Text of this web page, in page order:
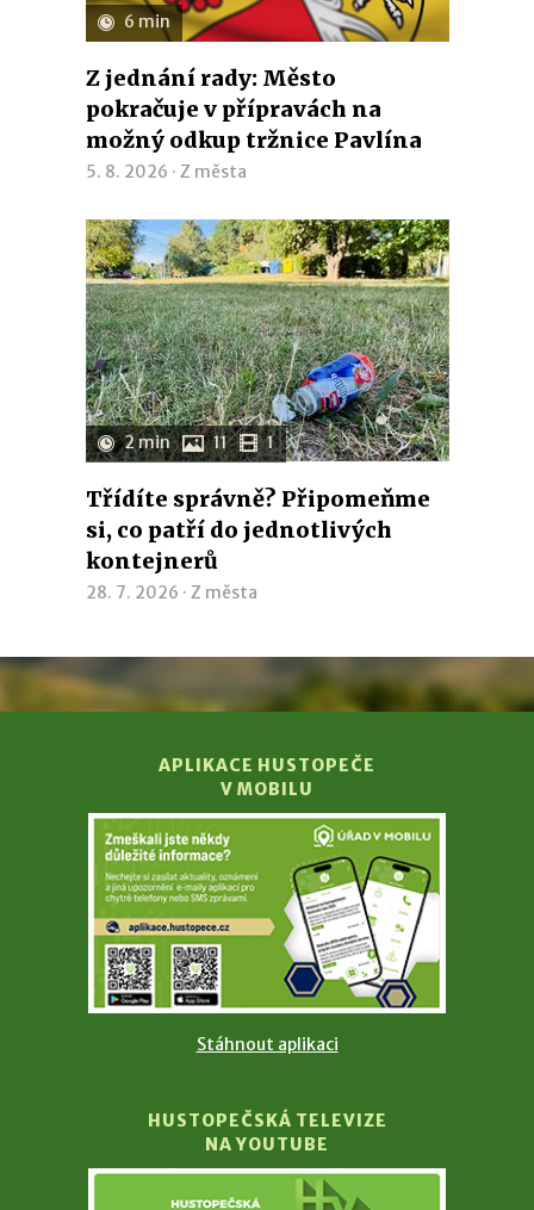
6 min
Z jednání rady: Město
pokračuje v přípravách na
možný odkup tržnice Pavlína
5. 8. 2026 · Z města
2 min 11 1
Třídíte správně? Připomeňme
si, co patří do jednotlivých
kontejnerů
28. 7. 2026 · Z města
APLIKACE HUSTOPEČE
V MOBILU
Stáhnout aplikaci
HUSTOPEČSKÁ TELEVIZE
NA YOUTUBE